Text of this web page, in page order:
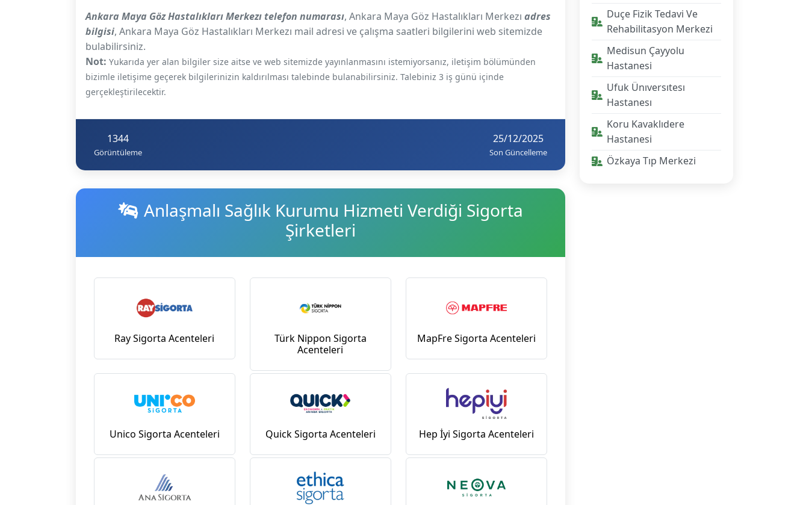
Ankara Maya Göz Hastalıkları Merkezı telefon numarası, Ankara Maya Göz Hastalıkları Merkezı adres
bilgisi, Ankara Maya Göz Hastalıkları Merkezı mail adresi ve çalışma saatleri bilgilerini web sitemizde
bulabilirsiniz.
Not: Yukarıda yer alan bilgiler size aitse ve web sitemizde yayınlanmasını istemiyorsanız, iletişim bölümünden
bizimle iletişime geçerek bilgilerinizin kaldırılması talebinde bulanabilirsiniz. Talebiniz 3 iş günü içinde
gerçekleştirilecektir.
1344
Görüntüleme
25/12/2025
Son Güncelleme
Anlaşmalı Sağlık Kurumu Hizmeti Verdiği Sigorta
Şirketleri
Ray Sigorta Acenteleri
Türk Nippon Sigorta
Acenteleri
MapFre Sigorta Acenteleri
Unico Sigorta Acenteleri Quick Sigorta Acenteleri Hep İyi Sigorta Acenteleri
Duçe Fizik Tedavi Ve
Rehabilitasyon Merkezi
Medisun Çayyolu
Hastanesi
Ufuk Ünıversıtesı
Hastanesı
Koru Kavaklıdere
Hastanesi
Özkaya Tıp Merkezi